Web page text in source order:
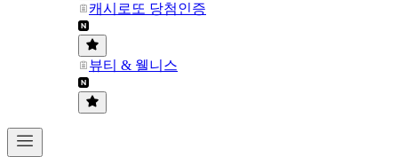
캐시로또 당첨인증
뷰티 & 웰니스